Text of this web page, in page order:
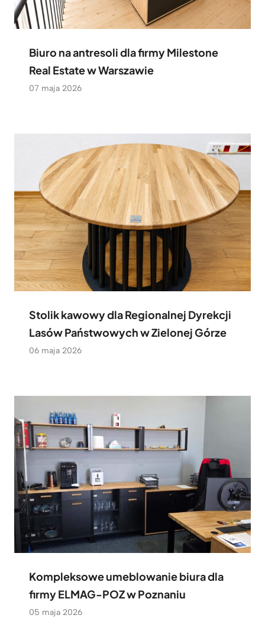
Biuro na antresoli dla firmy Milestone
Real Estate w Warszawie
07 maja 2026
Stolik kawowy dla Regionalnej Dyrekcji
Lasów Państwowych w Zielonej Górze
06 maja 2026
Kompleksowe umeblowanie biura dla
firmy ELMAG-POZ w Poznaniu
05 maja 2026